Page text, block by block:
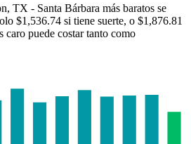
TX - Santa Bárbara más baratos se
$1,536.74 si tiene suerte, o $1,876.81
caro puede costar tanto como